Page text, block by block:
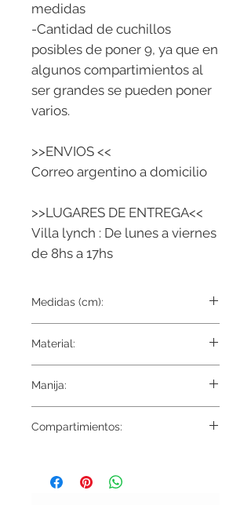
medidas
-Cantidad de cuchillos
posibles de poner 9, ya que en
algunos compartimientos al
ser grandes se pueden poner
varios.
>>ENVIOS <<
Correo argentino a domicilio
>>LUGARES DE ENTREGA<<
Villa lynch : De lunes a viernes
de 8hs a 17hs
Medidas (cm):
Material:
Tela interna Gamuza
Manija:
Compartimientos: